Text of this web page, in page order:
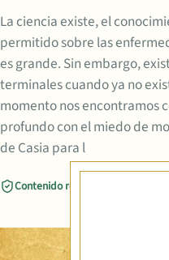
La ciencia existe, el
permitido sobre las
es grande. Sin embargo,
terminales cuando ya no
momento nos encontramos
profundo con el miedo de
de Casia para l
Contenido revisado